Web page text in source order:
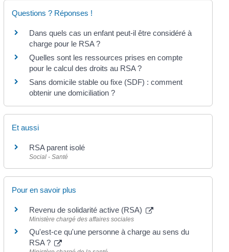
Questions ? Réponses !
Dans quels cas un enfant peut-il être considéré à
charge pour le RSA ?
Quelles sont les ressources prises en compte
pour le calcul des droits au RSA ?
Sans domicile stable ou fixe (SDF) : comment
obtenir une domiciliation ?
Et aussi
RSA parent isolé
Social - Santé
Pour en savoir plus
Revenu de solidarité active (RSA)
Ministère chargé des affaires sociales
Qu'est-ce qu'une personne à charge au sens du
RSA ?